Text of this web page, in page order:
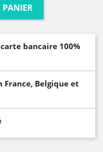
PANIER
bancaire 100%
France, Belgique et